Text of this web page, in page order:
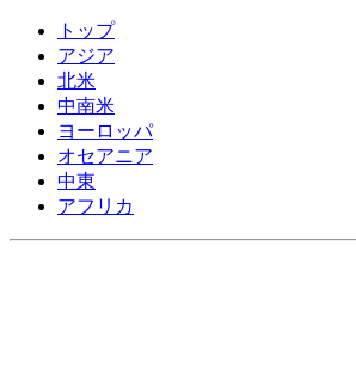
トップ
アジア
北米
中南米
ヨーロッパ
オセアニア
中東
アフリカ